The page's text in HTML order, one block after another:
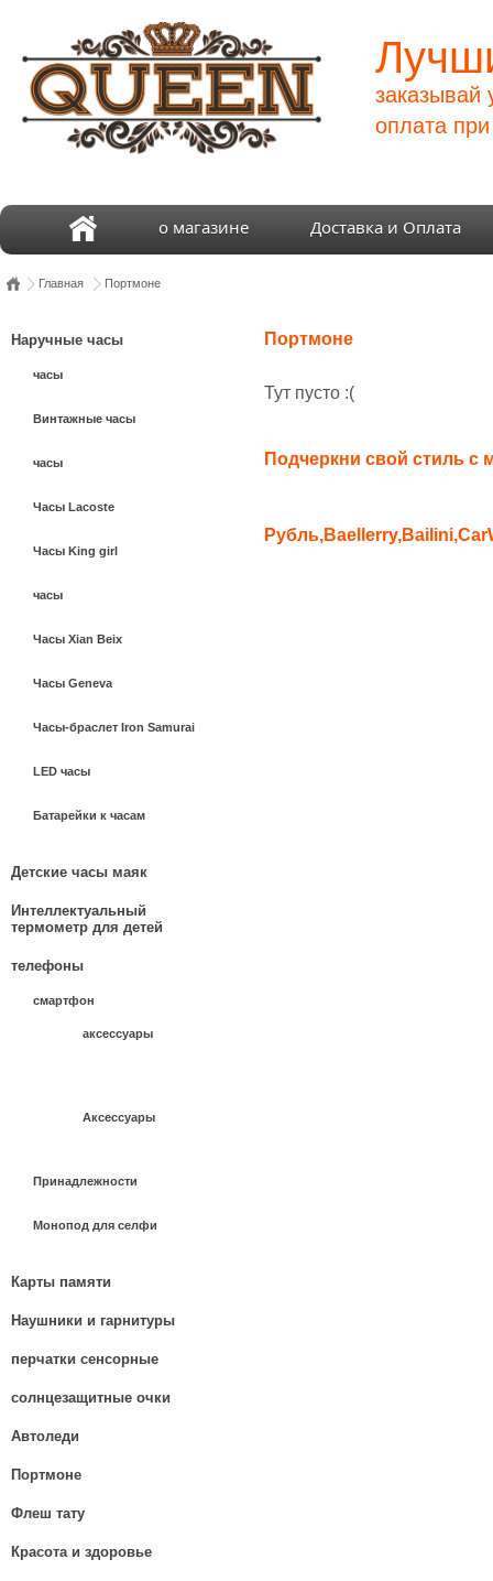
заказывай
оплата
о магазине Доставка и Оплата
Главная Портмоне
Наручные часы
часы
Винтажные часы
часы
Часы Lacoste
Часы King girl
часы
Часы Xian Beix
Часы Geneva
Часы-браслет Iron Samurai
LED часы
Батарейки к часам
Детские часы маяк
Интеллектуальный
термометр для детей
телефоны
смартфон
аксессуары
Аксессуары
Принадлежности
Монопод для селфи
Карты памяти
Наушники и гарнитуры
перчатки сенсорные
солнцезащитные очки
Автоледи
Портмоне
Флеш тату
Красота и здоровье
Портмоне
Тут пусто :(
Подчеркни свой стиль